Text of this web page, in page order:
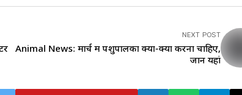
NEXT POST
Animal News: मार्च में पशुपालकों क्या-क्या करना चाहिए,
जानें यहां